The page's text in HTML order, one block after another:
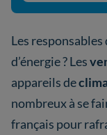
Les
d’énergie ? Les
appareils de
nombreux à se
français pour